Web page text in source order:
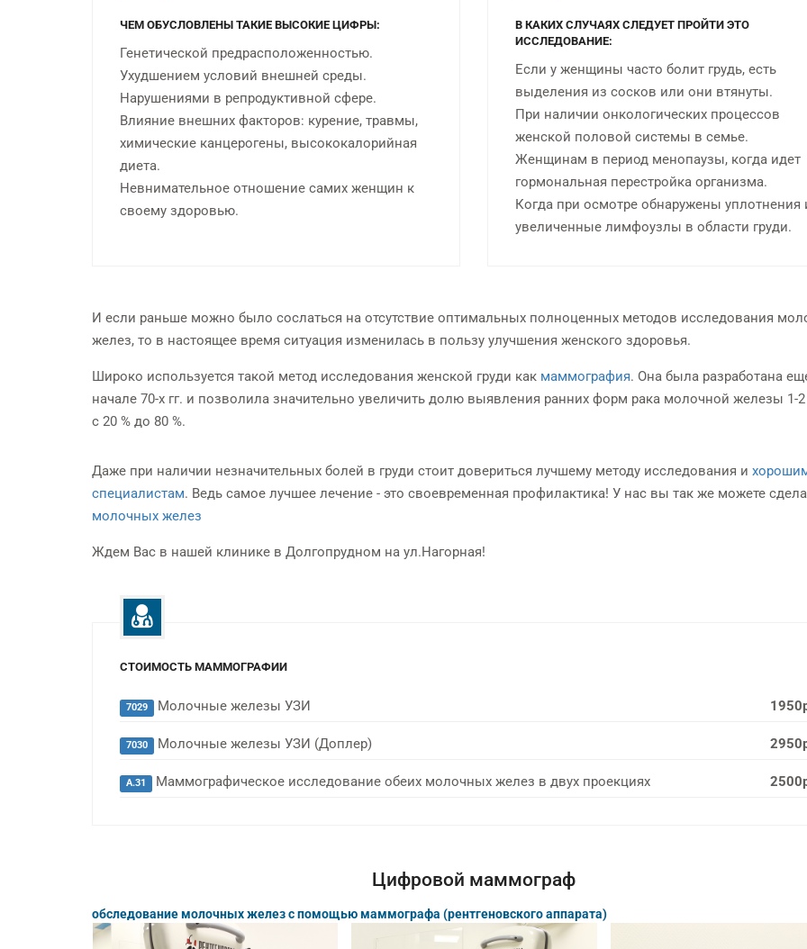
ЧЕМ ОБУСЛОВЛЕНЫ ТАКИЕ ВЫСОКИЕ ЦИФРЫ:
Генетической предрасположенностью.
Ухудшением условий внешней среды.
Нарушениями в репродуктивной сфере.
Влияние внешних факторов: курение, травмы,
химические канцерогены, высококалорийная
диета.
Невнимательное отношение самих женщин к
своему здоровью.
В КАКИХ СЛУЧАЯХ СЛЕДУЕТ ПРОЙТИ ЭТО
ИССЛЕДОВАНИЕ:
Если у женщины часто болит грудь, есть
выделения из сосков или они втянуты.
При наличии онкологических процессов
женской половой системы в семье.
Женщинам в период менопаузы, когда идет
гормональная перестройка организма.
Когда при осмотре обнаружены уплотнения
увеличенные лимфоузлы в области груди.
И если раньше можно было сослаться на отсутствие оптимальных полноценных методов исследования
желез, то в настоящее время ситуация изменилась в пользу улучшения женского здоровья.
Широко используется такой метод исследования женской груди как маммография. Она была разработана
начале 70-х гг. и позволила значительно увеличить долю выявления ранних форм рака молочной железы 1-
с 20 % до 80 %.
Даже при наличии незначительных болей в груди стоит довериться лучшему методу исследования и
специалистам. Ведь самое лучшее лечение - это своевременная профилактика! У нас вы так же можете
молочных желез
Ждем Вас в нашей клинике в Долгопрудном на ул.Нагорная!
СТОИМОСТЬ МАММОГРАФИИ
7029 Молочные железы УЗИ
7030 Молочные железы УЗИ (Доплер)
А.31 Маммографическое исследование обеих молочных желез в двух проекциях
Цифровой маммограф
обследование молочных желез с помощью маммографа (рентгеновского аппарата)